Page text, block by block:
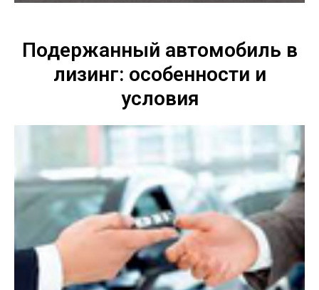
Подержанный автомобиль в
лизинг: особенности и
условия